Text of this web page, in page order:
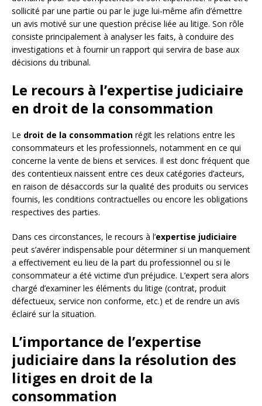
sollicité par une partie ou par le juge lui-même afin d’émettre
un avis motivé sur une question précise liée au litige. Son rôle
consiste principalement à analyser les faits, à conduire des
investigations et à fournir un rapport qui servira de base aux
décisions du tribunal.
Le recours à l’expertise judiciaire
en droit de la consommation
Le droit de la consommation régit les relations entre les
consommateurs et les professionnels, notamment en ce qui
concerne la vente de biens et services. Il est donc fréquent que
des contentieux naissent entre ces deux catégories d’acteurs,
en raison de désaccords sur la qualité des produits ou services
fournis, les conditions contractuelles ou encore les obligations
respectives des parties.
Dans ces circonstances, le recours à l’expertise judiciaire
peut s’avérer indispensable pour déterminer si un manquement
a effectivement eu lieu de la part du professionnel ou si le
consommateur a été victime d’un préjudice. L’expert sera alors
chargé d’examiner les éléments du litige (contrat, produit
défectueux, service non conforme, etc.) et de rendre un avis
éclairé sur la situation.
L’importance de l’expertise
judiciaire dans la résolution des
litiges en droit de la
consommation